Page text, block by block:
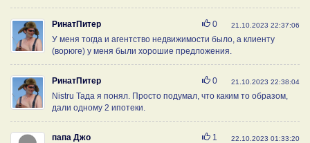
РинатПитер 21.10.2023 22:37:06
Нравится
0
У меня тогда и агентство недвижимости было, а клиенту
(ворюге) у меня были хорошие предложения.
РинатПитер 21.10.2023 22:38:04
Нравится
0
Nistru Тада я понял. Просто подумал, что каким то образом,
дали одному 2 ипотеки.
папа Джо 22.10.2023 01:33:20
Нравится
1